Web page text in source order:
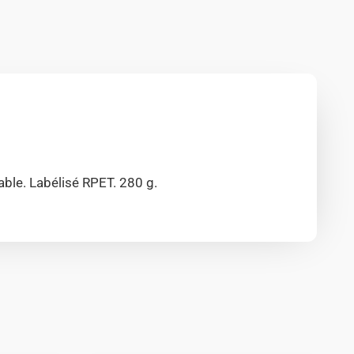
Labélisé RPET. 280 g.